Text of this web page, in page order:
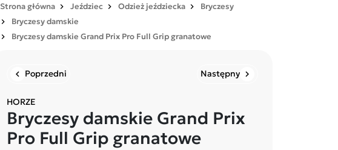
Strona główna Jeździec Odzież jeździecka
Bryczesy
Bryczesy damskie
Bryczesy damskie Grand Prix Pro Full Grip granatowe
chevron_left Poprzedni Następny chevron_right
HORZE
Bryczesy damskie Grand Prix
Pro Full Grip granatowe